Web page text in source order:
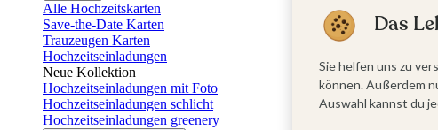
Alle Hochzeitskarten
Save-the-Date Karten
Trauzeugen Karten
Hochzeitseinladungen
Neue Kollektion
Hochzeitseinladungen mit Foto
Hochzeitseinladungen schlicht
Hochzeitseinladungen greenery
Das
Sie helfen uns zu
können. Außerdem
Auswahl kannst du